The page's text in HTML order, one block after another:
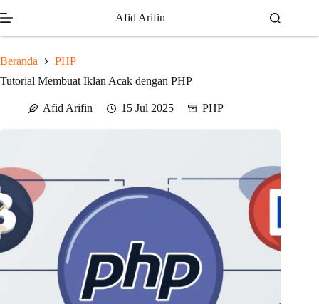
to
Afid Arifin
Beranda
PHP
Tutorial Membuat Iklan Acak dengan PHP
Afid Arifin 15 Jul 2025 PHP